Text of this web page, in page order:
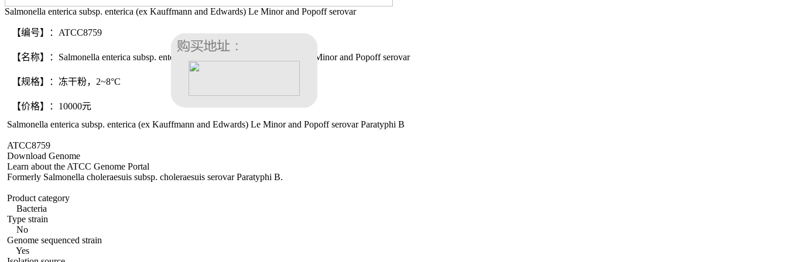
Salmonella enterica subsp. enterica (ex Kauffmann and Edwards) Le Minor and Popoff serovar
【编号】：ATCC8759
【名称】：Salmonella enterica subsp. enterica (ex Kauffmann and Edwards) Le Minor and Popoff serovar
【规格】：冻干粉，2~8°C
【价格】：10000元
Salmonella enterica subsp. enterica (ex Kauffmann and Edwards) Le Minor and Popoff serovar Paratyphi B
ATCC8759
Download Genome
Learn about the ATCC Genome Portal
Formerly Salmonella choleraesuis subsp. choleraesuis serovar Paratyphi B.
Product category
Bacteria
Type strain
No
Genome sequenced strain
Yes